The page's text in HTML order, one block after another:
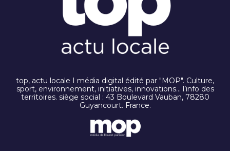
top, actu locale I média digital édité par "MOP". Culture,
sport, environnement, initiatives, innovations… l’info des
territoires. siège social : 43 Boulevard Vauban, 78280
Guyancourt. France.